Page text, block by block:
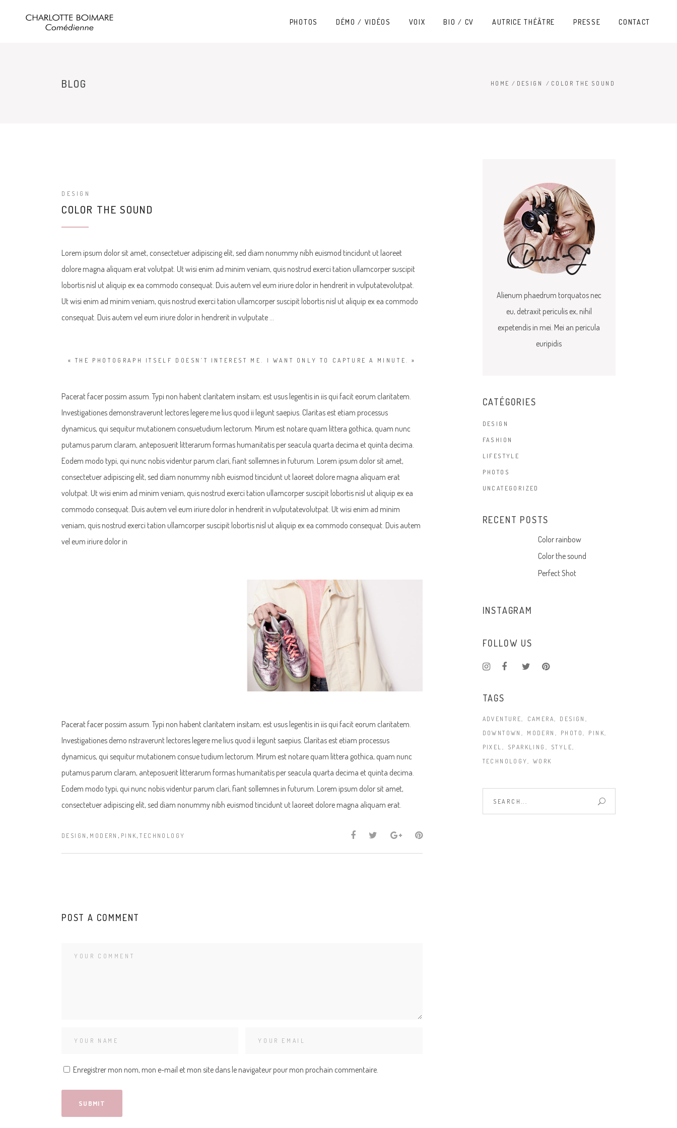
PHOTOS DÉMO / VIDÉOS VOIX BIO / CV AUTRICE THÉÂTRE PRESSE CONTACT
BLOG HOME / DESIGN / COLOR THE SOUND
DESIGN
COLOR THE SOUND
Lorem ipsum dolor sit amet, consectetuer adipiscing elit, sed diam nonummy nibh euismod tincidunt ut laoreet
dolore magna aliquam erat volutpat. Ut wisi enim ad minim veniam, quis nostrud exerci tation ullamcorper suscipit
lobortis nisl ut aliquip ex ea commodo consequat. Duis autem vel eum iriure dolor in hendrerit in vulputatevolutpat.
Ut wisi enim ad minim veniam, quis nostrud exerci tation ullamcorper suscipit lobortis nisl ut aliquip ex ea commodo
consequat. Duis autem vel eum iriure dolor in hendrerit in vulputate …
« THE PHOTOGRAPH ITSELF DOESN’T INTEREST ME. I WANT ONLY TO CAPTURE A MINUTE. »
Pacerat facer possim assum. Typi non habent claritatem insitam; est usus legentis in iis qui facit eorum claritatem.
Investigationes demonstraverunt lectores legere me lius quod ii legunt saepius. Claritas est etiam processus
dynamicus, qui sequitur mutationem consuetudium lectorum. Mirum est notare quam littera gothica, quam nunc
putamus parum claram, anteposuerit litterarum formas humanitatis per seacula quarta decima et quinta decima.
Eodem modo typi, qui nunc nobis videntur parum clari, fiant sollemnes in futurum. Lorem ipsum dolor sit amet,
consectetuer adipiscing elit, sed diam nonummy nibh euismod tincidunt ut laoreet dolore magna aliquam erat
volutpat. Ut wisi enim ad minim veniam, quis nostrud exerci tation ullamcorper suscipit lobortis nisl ut aliquip ex ea
commodo consequat. Duis autem vel eum iriure dolor in hendrerit in vulputatevolutpat. Ut wisi enim ad minim
veniam, quis nostrud exerci tation ullamcorper suscipit lobortis nisl ut aliquip ex ea commodo consequat. Duis autem
vel eum iriure dolor in
Pacerat facer possim assum. Typi non habent claritatem insitam; est usus legentis in iis qui facit eorum claritatem.
Investigationes demo nstraverunt lectores legere me lius quod ii legunt saepius. Claritas est etiam processus
dynamicus, qui sequitur mutationem consue tudium lectorum. Mirum est notare quam littera gothica, quam nunc
putamus parum claram, anteposuerit litterarum formas humanitatis per seacula quarta decima et quinta decima.
Eodem modo typi, qui nunc nobis videntur parum clari, fiant sollemnes in futurum. Lorem ipsum dolor sit amet,
consectetuer adipiscing elit, sed diam nonummy nibh euismod tincidunt ut laoreet dolore magna aliquam erat.
DESIGN, MODERN , PINK,TECHNOLOGY
POST A COMMENT
Enregistrer mon nom, mon e-mail et mon site dans le navigateur pour mon prochain commentaire.
Alienum phaedrum torquatos nec
eu, detraxit periculis ex, nihil
expetendis in mei. Mei an pericula
euripidis
CATÉGORIES
DESIGN
FASHION
LIFESTYLE
PHOTOS
UNCATEGORIZED
RECENT POSTS
Color rainbow
Color the sound
Perfect Shot
INSTAGRAM
FOLLOW US
TAGS
ADVENTURE CAMERA
DESIGN
DOWNTOWN
MODERN PHOTO
PINK
PIXEL
SPARKLING
STYLE
TECHNOLOGY
WORK